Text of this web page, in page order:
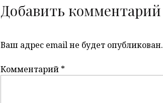
Добавить комментарий
Ваш адрес email не будет опубликован.
Комментарий *